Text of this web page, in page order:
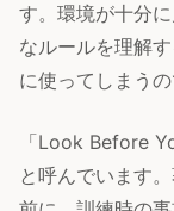
す。環境が十分
なルールを理解
に使ってしまうの
「Look Before
と呼んでいます